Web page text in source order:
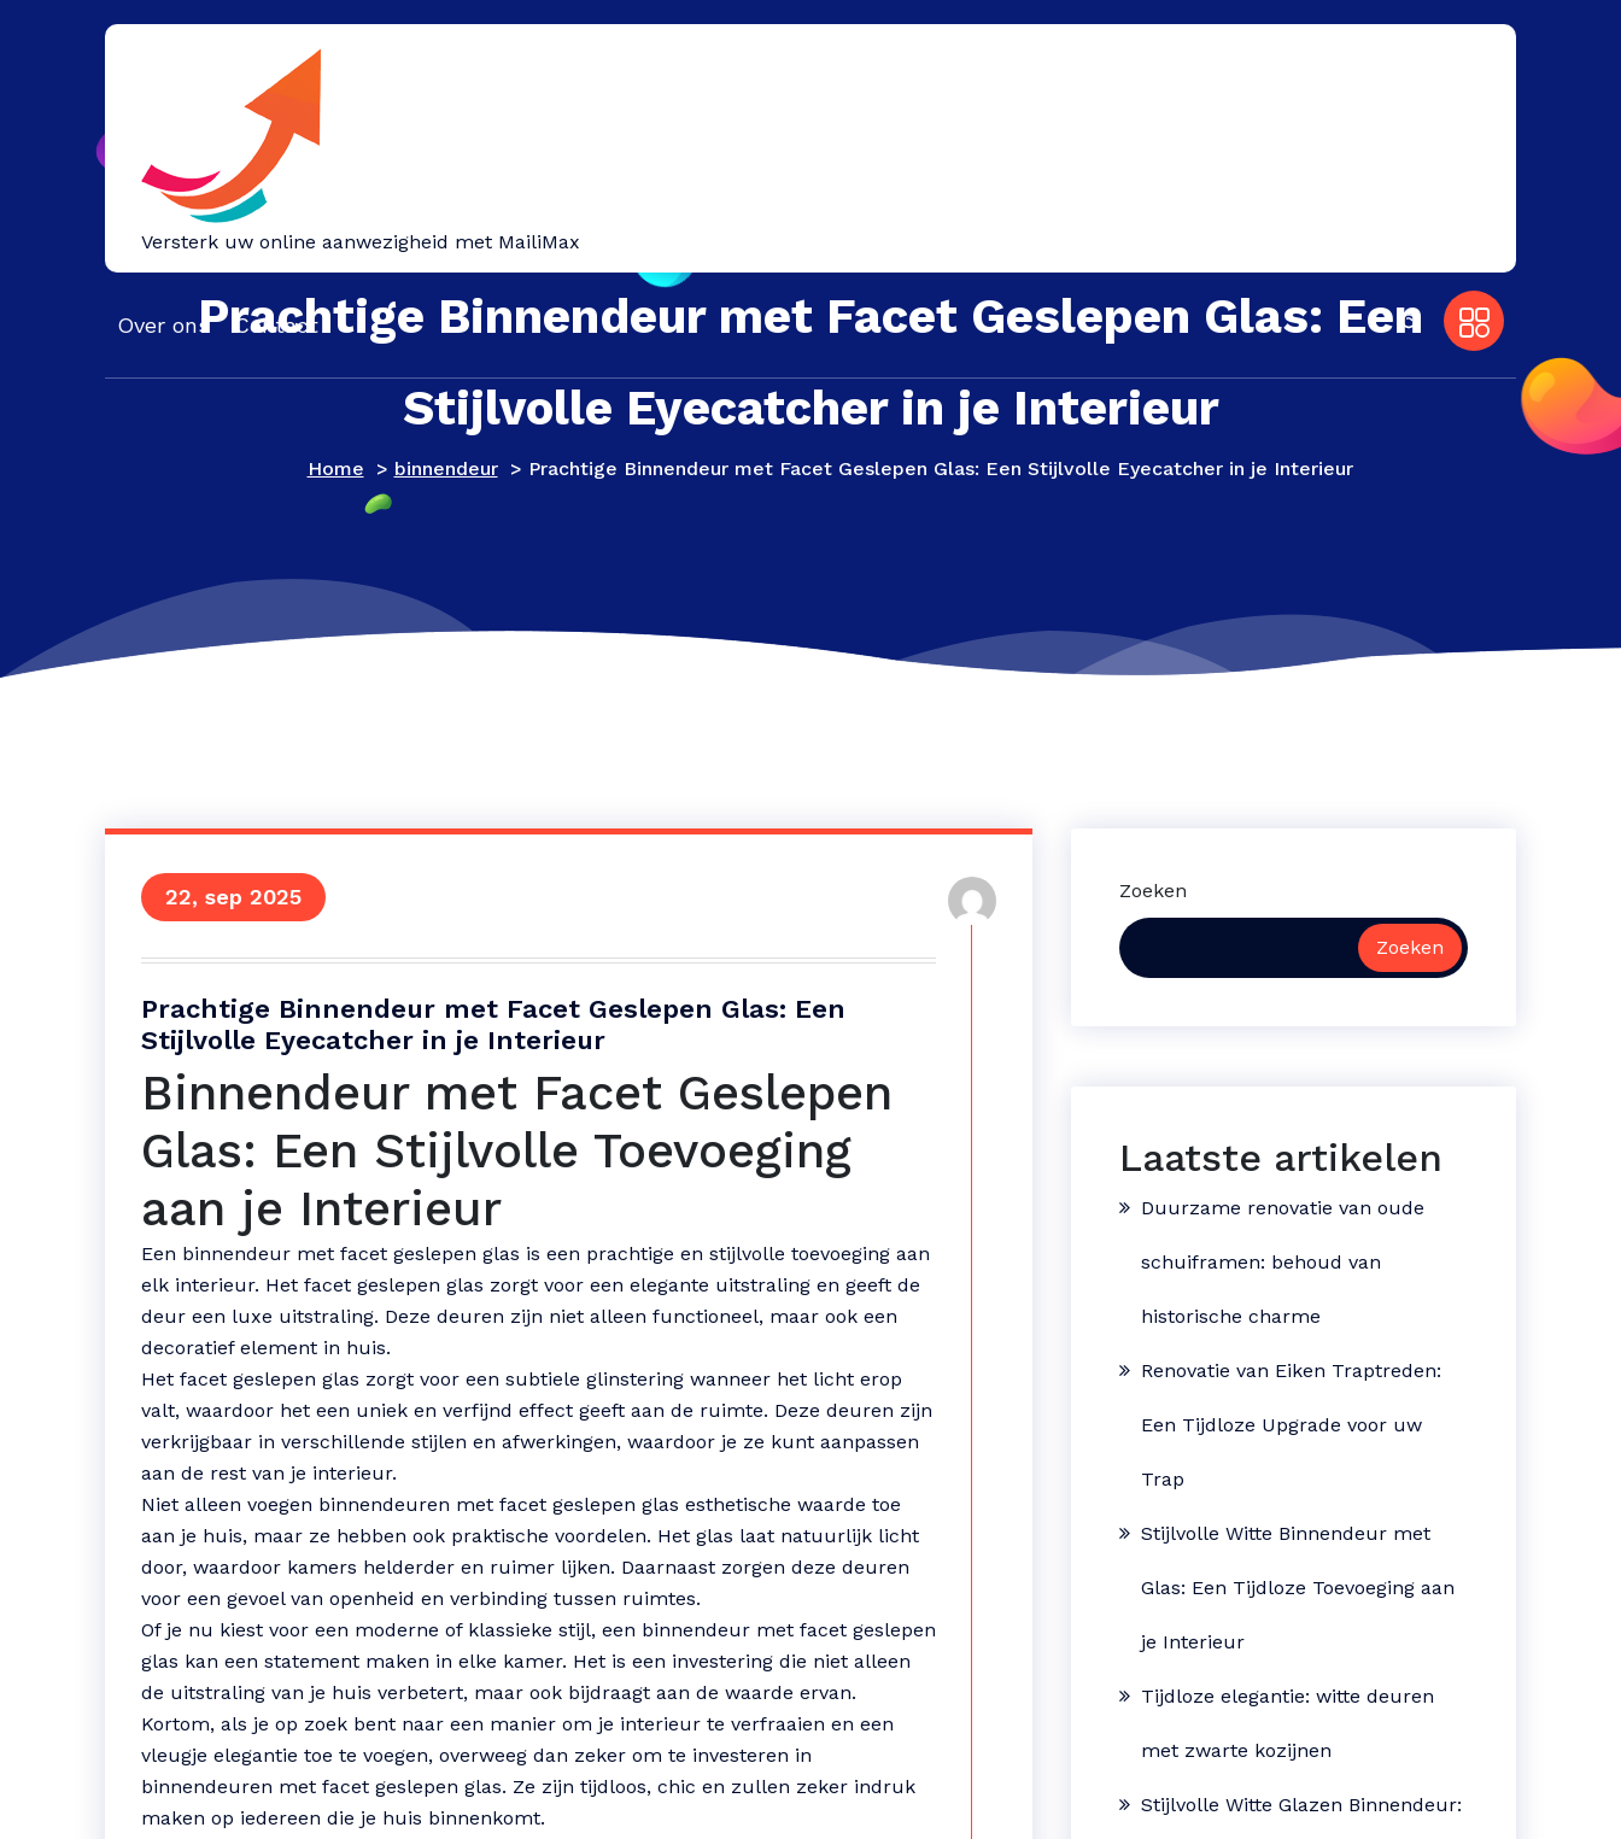
Versterk uw online aanwezigheid met MailiMax
Over ons Contact
Prachtige Binnendeur met Facet Geslepen Glas: Een
Stijlvolle Eyecatcher in je Interieur
Home > binnendeur> Prachtige Binnendeur met Facet Geslepen Glas: Een Stijlvolle Eyecatcher in je Interieur
22, sep 2025
Prachtige Binnendeur met Facet Geslepen Glas: Een
Stijlvolle Eyecatcher in je Interieur
Binnendeur met Facet Geslepen
Glas: Een Stijlvolle Toevoeging
aan je Interieur
Een binnendeur met facet geslepen glas is een prachtige en stijlvolle toevoeging aan
elk interieur. Het facet geslepen glas zorgt voor een elegante uitstraling en geeft de
deur een luxe uitstraling. Deze deuren zijn niet alleen functioneel, maar ook een
decoratief element in huis.
Het facet geslepen glas zorgt voor een subtiele glinstering wanneer het licht erop
valt, waardoor het een uniek en verfijnd effect geeft aan de ruimte. Deze deuren zijn
verkrijgbaar in verschillende stijlen en afwerkingen, waardoor je ze kunt aanpassen
aan de rest van je interieur.
Niet alleen voegen binnendeuren met facet geslepen glas esthetische waarde toe
aan je huis, maar ze hebben ook praktische voordelen. Het glas laat natuurlijk licht
door, waardoor kamers helderder en ruimer lijken. Daarnaast zorgen deze deuren
voor een gevoel van openheid en verbinding tussen ruimtes.
Of je nu kiest voor een moderne of klassieke stijl, een binnendeur met facet geslepen
glas kan een statement maken in elke kamer. Het is een investering die niet alleen
de uitstraling van je huis verbetert, maar ook bijdraagt aan de waarde ervan.
Kortom, als je op zoek bent naar een manier om je interieur te verfraaien en een
vleugje elegantie toe te voegen, overweeg dan zeker om te investeren in
binnendeuren met facet geslepen glas. Ze zijn tijdloos, chic en zullen zeker indruk
maken op iedereen die je huis binnenkomt.
Zoeken
Zoeken
Laatste artikelen
Duurzame renovatie van oude
schuiframen: behoud van
historische charme
Renovatie van Eiken Traptreden:
Een Tijdloze Upgrade voor uw
Trap
Stijlvolle Witte Binnendeur met
Glas: Een Tijdloze Toevoeging aan
je Interieur
Tijdloze elegantie: witte deuren
met zwarte kozijnen
Stijlvolle Witte Glazen Binnendeur: